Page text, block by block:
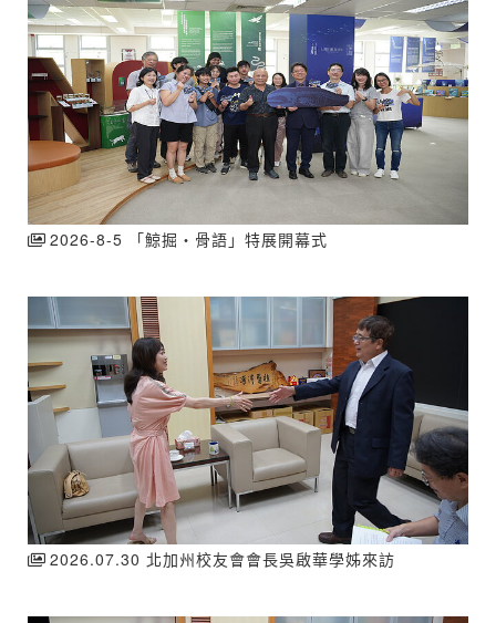
2026-8-5 「鯨掘・骨語」特展開幕式
2026.07.30 北加州校友會會長吳啟華學姊來訪